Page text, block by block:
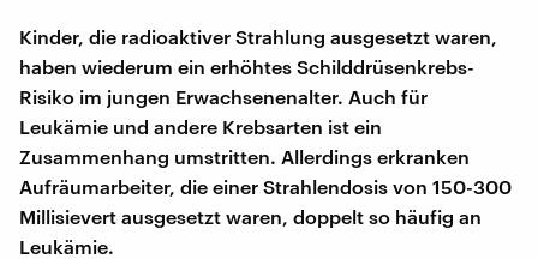
Kinder, die radioaktiver Strahlung ausgesetzt waren,
haben wiederum ein erhöhtes Schilddrüsenkrebs-
Risiko im jungen Erwachsenenalter. Auch für
Leukämie und andere Krebsarten ist ein
Zusammenhang umstritten. Allerdings erkranken
Aufräumarbeiter, die einer Strahlendosis von 150-300
Millisievert ausgesetzt waren, doppelt so häufig an
Leukämie.